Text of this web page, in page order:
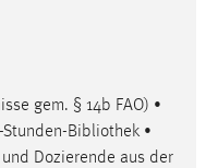
gem. § 14b FAO) •
Bibliothek •
Dozierende aus der